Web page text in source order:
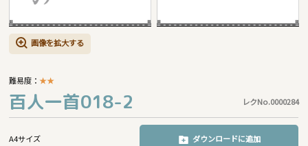
画像を拡大する
難易度：★★
百人一首018-2 レクNo.0000284
A4サイズ ダウンロードに追加